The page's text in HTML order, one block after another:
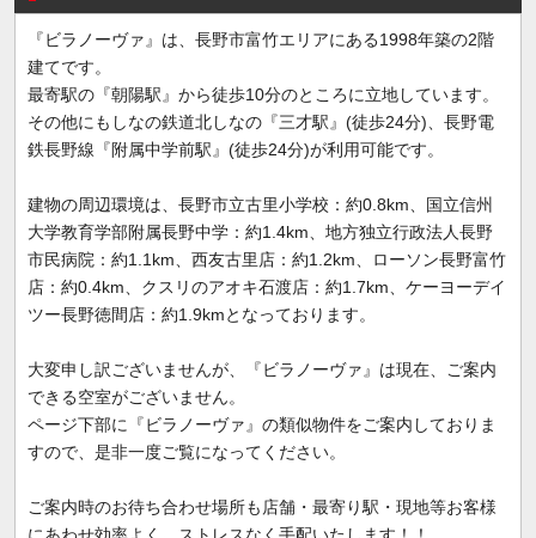
『ビラノーヴァ』は、長野市富竹エリアにある1998年築の2階
建てです。
最寄駅の『朝陽駅』から徒歩10分のところに立地しています。
その他にもしなの鉄道北しなの『三才駅』(徒歩24分)、長野電
鉄長野線『附属中学前駅』(徒歩24分)が利用可能です。
建物の周辺環境は、長野市立古里小学校：約0.8km、国立信州
大学教育学部附属長野中学：約1.4km、地方独立行政法人長野
市民病院：約1.1km、西友古里店：約1.2km、ローソン長野富竹
店：約0.4km、クスリのアオキ石渡店：約1.7km、ケーヨーデイ
ツー長野徳間店：約1.9kmとなっております。
大変申し訳ございませんが、『ビラノーヴァ』は現在、ご案内
できる空室がございません。
ページ下部に『ビラノーヴァ』の類似物件をご案内しておりま
すので、是非一度ご覧になってください。
ご案内時のお待ち合わせ場所も店舗・最寄り駅・現地等お客様
にあわせ効率よく、ストレスなく手配いたします！！